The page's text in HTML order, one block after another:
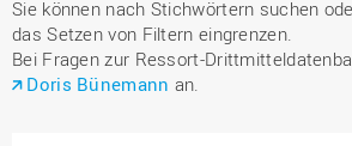
Sie können nach Stichwörtern suchen
das Setzen von Filtern eingrenzen.
Bei Fragen zur Ressort-
Doris Bünemann an.